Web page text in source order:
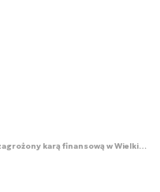
Facebook zagrożony karą finansową w Wielkiej Brytanii